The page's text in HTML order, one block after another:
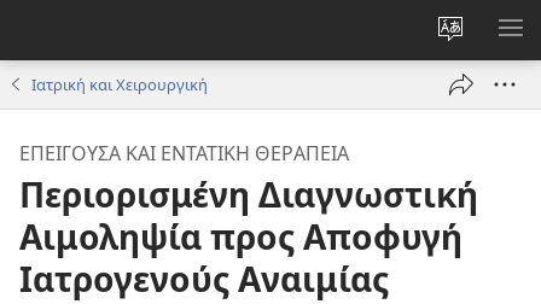
Αλλαγή
γλώσσας
Ιατρική και Χειρουργική
ΕΠΕΊΓΟΥΣΑ ΚΑΙ ΕΝΤΑΤΙΚΉ ΘΕΡΑΠΕΊΑ
Περιορισμένη Διαγνωστική
Αιμοληψία προς Αποφυγή
Ιατρογενούς Αναιμίας